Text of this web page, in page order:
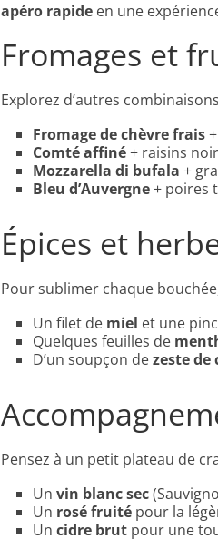
apéro rapide en une
Fromages et
Explorez d’autres
Fromage de chèvre frais
Comté affiné+ raisins
Mozzarella di bufala +
Bleu d’Auvergne+ poires
Épices et
Pour sublimer chaque
Un filet de miel et une
Quelques feuilles de
D’un soupçon dezeste de
Pensez à un petit plateau de
Un vin blanc sec
Un rosé fruité pour la
Un cidre brut pour une